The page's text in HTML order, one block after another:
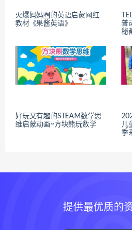
火爆妈妈圈的英语启蒙网红
教材《果酱英语》
普
秘
好玩又有趣的STEAM数学思
维启蒙动画~方块熊玩数学
儿
季
提供最优质的